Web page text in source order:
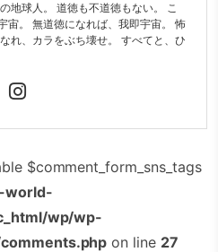
地球人。 道徳も不道徳もない。 こ
宙。 無道徳になれば、我即宇宙。 怖
れ、カラをぶち壊せ。 すべてと、ひ
$comment_form_sns_tags
world-
wp/wp-
on line 27